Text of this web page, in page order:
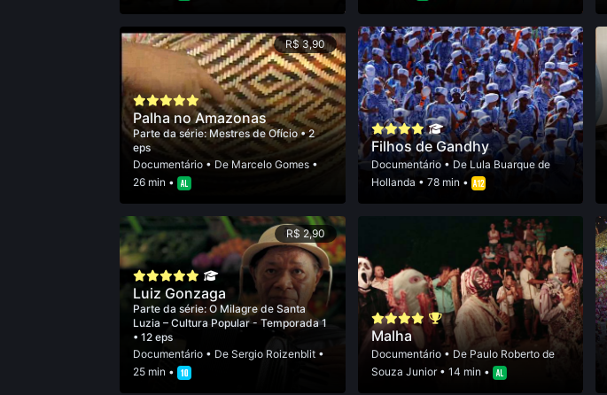
R$ 3,90
Palha no Amazonas
Parte da série:Mestres de Ofício• 2
eps
Documentário• De Marcelo Gomes•
26 min •
Filhos de Gandhy
Documentário• De Lula Buarque de
Hollanda • 78 min •
R$ 2,90
Luiz Gonzaga
Parte da série: O Milagre de Santa
Luzia – Cultura Popular - Temporada 1
• 12 eps
Documentário• De Sergio Roizenblit•
25 min •
Malha
Documentário• De Paulo Roberto de
Souza Junior• 14 min •